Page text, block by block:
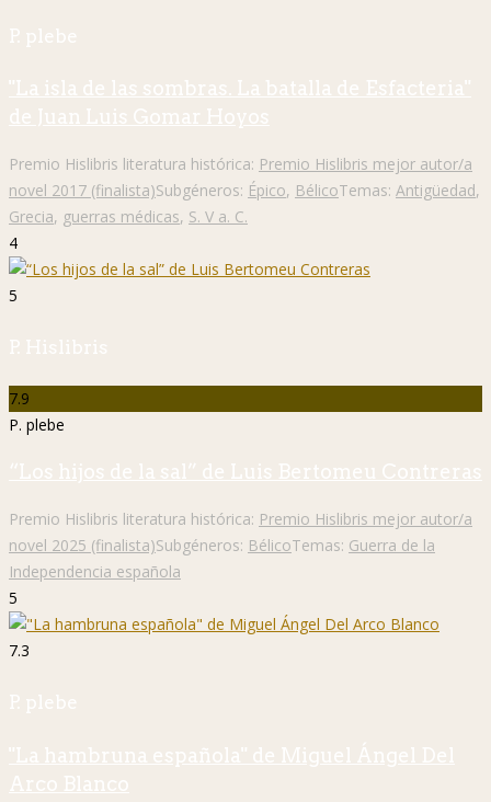
P. plebe
"La isla de las sombras. La batalla de Esfacteria"
de Juan Luis Gomar Hoyos
Premio Hislibris literatura histórica: Premio Hislibris mejor autor/a
novel 2017 (finalista)Subgéneros: Épico, BélicoTemas: Antigüedad,
Grecia, guerras médicas, S. V a. C.
4
5
P. Hislibris
7.9
P. plebe
“Los hijos de la sal” de Luis Bertomeu Contreras
Premio Hislibris literatura histórica: Premio Hislibris mejor autor/a
novel 2025 (finalista)Subgéneros: BélicoTemas: Guerra de la
Independencia española
5
7.3
P. plebe
"La hambruna española" de Miguel Ángel Del
Arco Blanco